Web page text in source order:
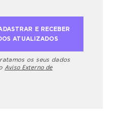
os seus dados
Aviso Externo de